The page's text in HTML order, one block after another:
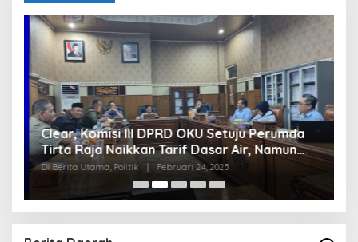
Clear, Komisi III DPRD OKU Setuju Perumda
Tirta Raja Naikkan Tarif Dasar Air, Namun
Bersyarat
Di Berita Utama, Politik Februari 24, 2025